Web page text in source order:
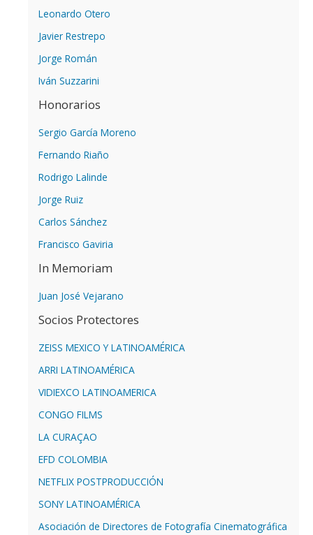
Leonardo Otero
Javier Restrepo
Jorge Román
Iván Suzzarini
Honorarios
Sergio García Moreno
Fernando Riaño
Rodrigo Lalinde
Jorge Ruiz
Carlos Sánchez
Francisco Gaviria
In Memoriam
Juan José Vejarano
Socios Protectores
ZEISS MEXICO Y LATINOAMÉRICA
ARRI LATINOAMÉRICA
VIDIEXCO LATINOAMERICA
CONGO FILMS
LA CURAÇAO
EFD COLOMBIA
NETFLIX POSTPRODUCCIÓN
SONY LATINOAMÉRICA
Asociación de Directores de Fotografía Cinematográfica